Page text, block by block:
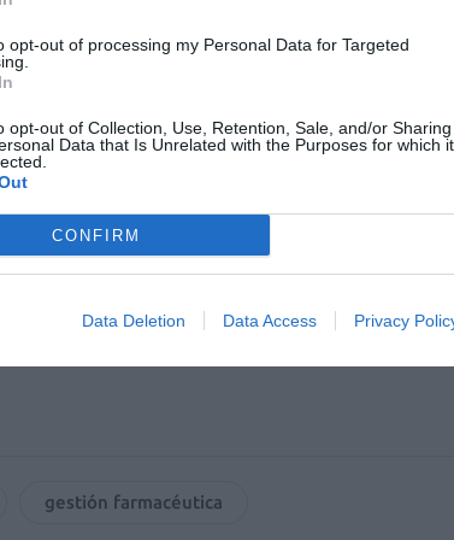
opt-out of processing my Personal Data for Targeted
opt-out of Collection, Use, Retention, Sale, and/or Sharing
Data that Is Unrelated with the Purposes for which it
CONFIRM
Data Deletion Data Access Privacy
de pacientes crónicos polimedicados, la
sociosanitarios, el control de
posibles acciones conjuntas. «Desde
satisfechos de cómo se está colaborando
en el cual las farmacias están haciendo
fuente preferida de Google
de actualidad.
gestión farmacéutica